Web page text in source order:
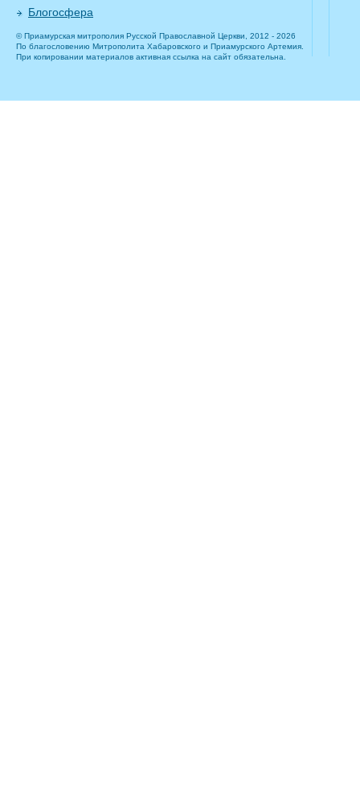
Блогосфера
© Приамурская митрополия Русской Православной Церкви, 2012 - 2026
По благословению Митрополита Хабаровского и Приамурского Артемия.
При копировании материалов активная ссылка на сайт обязательна.